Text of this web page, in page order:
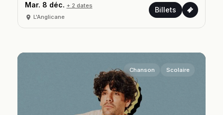
Mar. 8 déc. + 2 dates
L'Anglicane
Billets
Chanson Scolaire